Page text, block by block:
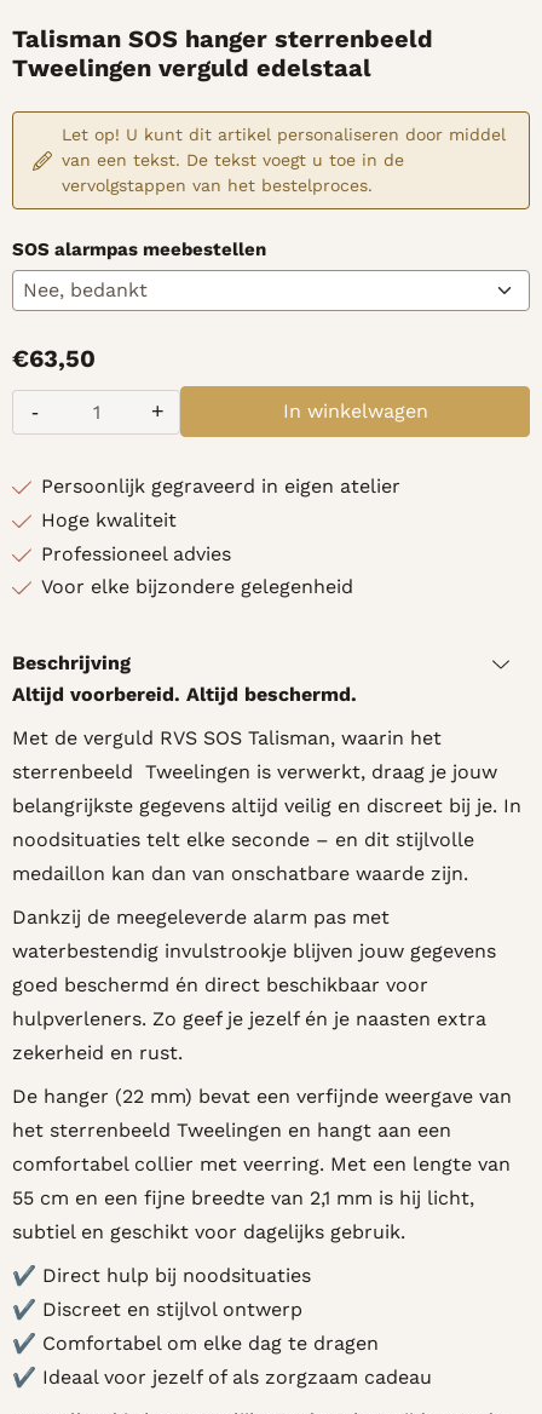
Talisman SOS hanger sterrenbeeld
Tweelingen verguld edelstaal
Let op! U kunt dit artikel personaliseren door middel
van een tekst. De tekst voegt u toe in de
vervolgstappen van het bestelproces.
SOS alarmpas meebestellen
€63,50
+
- In winkelwagen
Persoonlijk gegraveerd in eigen atelier
Hoge kwaliteit
Professioneel advies
Voor elke bijzondere gelegenheid
Beschrijving
Altijd voorbereid. Altijd beschermd.
Met de verguld RVS SOS Talisman, waarin het
sterrenbeeld Tweelingen is verwerkt, draag je jouw
belangrijkste gegevens altijd veilig en discreet bij je. In
noodsituaties telt elke seconde – en dit stijlvolle
medaillon kan dan van onschatbare waarde zijn.
Dankzij de meegeleverde alarm pas met
waterbestendig invulstrookje blijven jouw gegevens
goed beschermd én direct beschikbaar voor
hulpverleners. Zo geef je jezelf én je naasten extra
zekerheid en rust.
De hanger (22 mm) bevat een verfijnde weergave van
het sterrenbeeld Tweelingen en hangt aan een
comfortabel collier met veerring. Met een lengte van
55 cm en een fijne breedte van 2,1 mm is hij licht,
subtiel en geschikt voor dagelijks gebruik.
✔ Direct hulp bij noodsituaties
✔ Discreet en stijlvol ontwerp
✔ Comfortabel om elke dag te dragen
✔ Ideaal voor jezelf of als zorgzaam cadeau